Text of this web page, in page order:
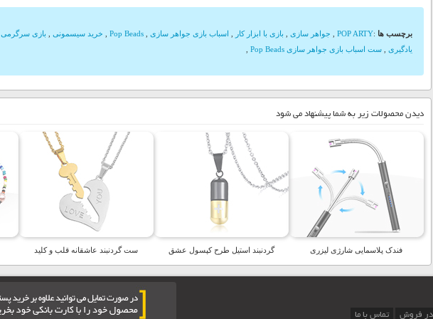
برچسب ها :
POP ARTY جواهر سازی بازی با ابزار کار اسباب بازی جواهر سازی Pop Beads خرید سیسمونی بازی سرگرمی
یادگیری
ست اسباب بازی جواهر سازی Pop Beads
دیدن محصولات زیر به شما پیشنهاد می شود
فندک پلاسمایی شارژی لیزری گردنبند استیل طرح کپسول عشق ست گردنبند عاشقانه قلب و کلید
در فروش تماس با ما